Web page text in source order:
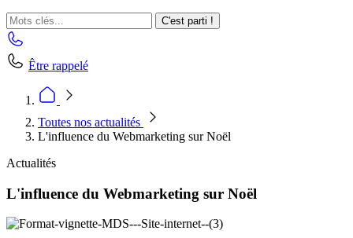
C'est parti !
Être rappelé
Toutes nos actualités
L'influence du Webmarketing sur Noël
Actualités
L'influence du Webmarketing sur Noël